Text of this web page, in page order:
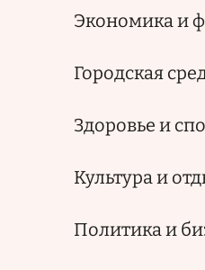
Экономика и
Городская
Здоровье и
Культура и
Политика и